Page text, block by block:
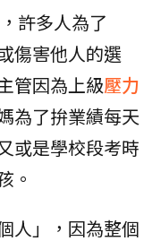
許多人為了
傷害他人的選
管因為上級壓力
為了拚業績每天
或是學校段考時
。
人」，因為整個